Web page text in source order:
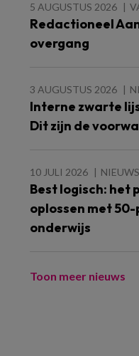
5 AUGUSTUS 2026
Redactioneel
overgang
3 AUGUSTUS 2026
Interne zwarte
Dit zijn de
10 JULI 2026 NIEUWS
Best logisch: het
oplossen met 50-
onderwijs
Toon meer nieuws